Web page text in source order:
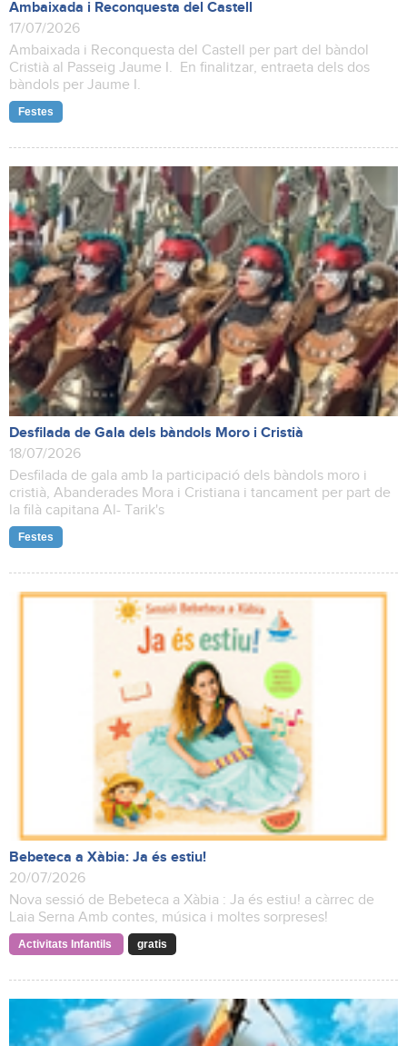
Ambaixada i Reconquesta del Castell
17/07/2026
Ambaixada i Reconquesta del Castell per part del bàndol
Cristià al Passeig Jaume I. En finalitzar, entraeta dels dos
bàndols per Jaume I.
Festes
Desfilada de Gala dels bàndols Moro i Cristià
18/07/2026
Desfilada de gala amb la participació dels bàndols moro i
cristià, Abanderades Mora i Cristiana i tancament per part de
la filà capitana Al- Tarik's
Festes
Bebeteca a Xàbia: Ja és estiu!
20/07/2026
Nova sessió de Bebeteca a Xàbia : Ja és estiu! a càrrec de
Laia Serna Amb contes, música i moltes sorpreses!
Activitats Infantils gratis